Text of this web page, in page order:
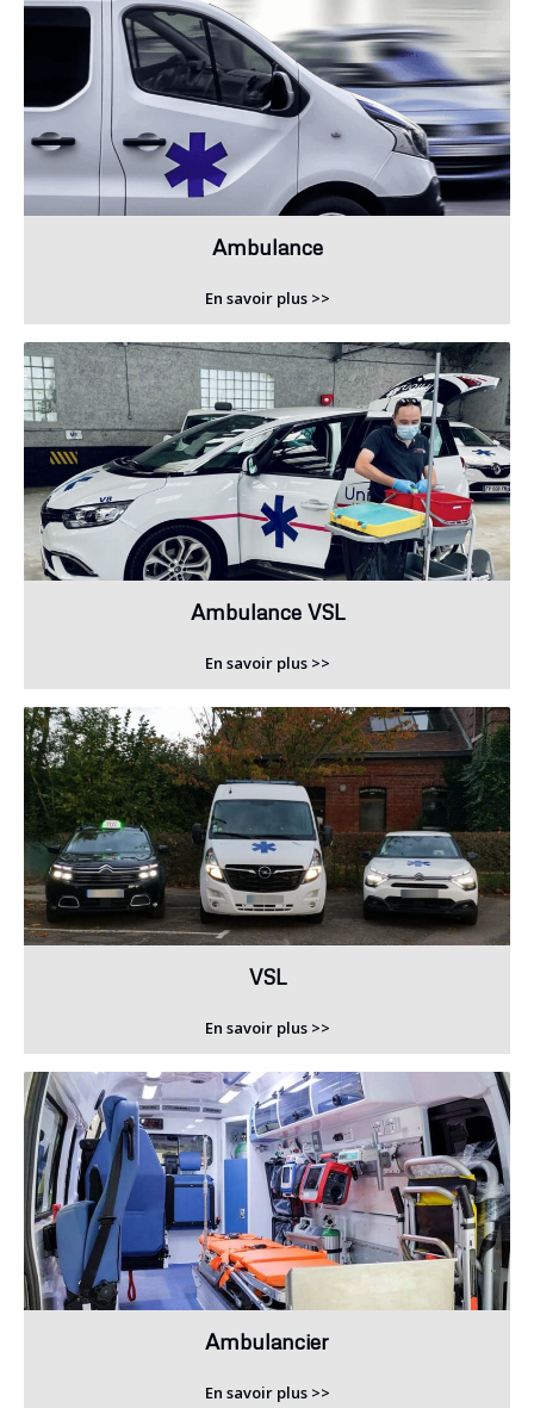
Ambulance
En savoir plus >>
Ambulance VSL
En savoir plus >>
VSL
En savoir plus >>
Ambulancier
En savoir plus >>